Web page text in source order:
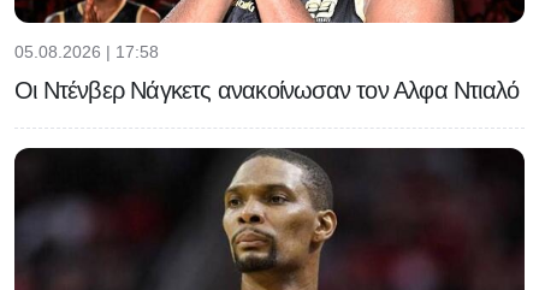
05.08.2026 | 17:58
Οι Ντένβερ Νάγκετς ανακοίνωσαν τον Αλφα Ντιαλό